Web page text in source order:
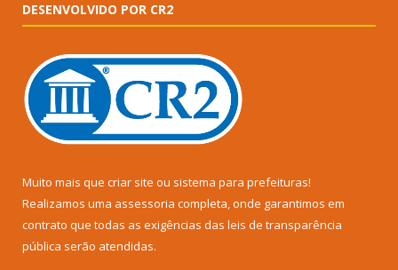
DESENVOLVIDO POR CR2
Muito mais que criar site ou sistema para prefeituras!
Realizamos uma assessoria completa, onde garantimos em
contrato que todas as exigências das leis de transparência
pública serão atendidas.